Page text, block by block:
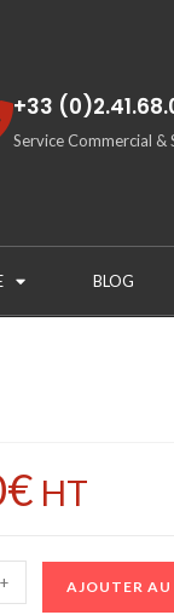
+33
Service Commercial &
BLOG
€ HT
+ AJOUTER AU